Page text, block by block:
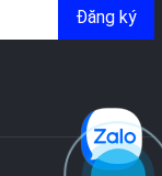
Đăng ký